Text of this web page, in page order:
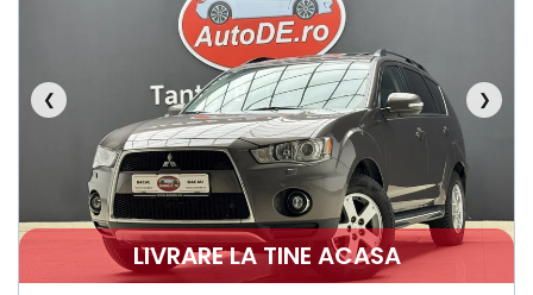
❮ ❯
LIVRARE LA TINE ACASA